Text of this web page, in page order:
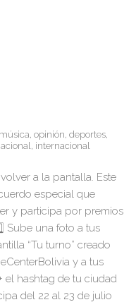
opinión, deportes,
internacional